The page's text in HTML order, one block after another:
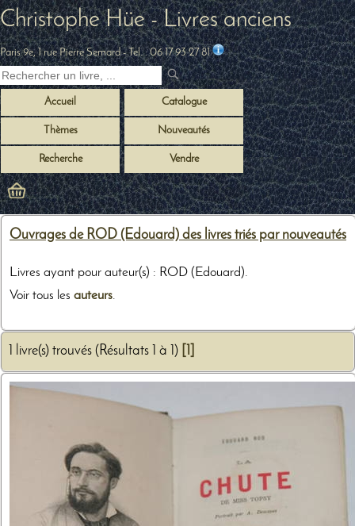
Christophe Hüe - Livres anciens
Paris 9e, 1 rue Pierre Semard- Tel. :06 17 93 27 81
Accueil Catalogue
Thèmes Nouveautés
Recherche Vendre
Ouvrages de ROD (Edouard) des livres triés par nouveautés
Livres ayant pour auteur(s) : ROD (Edouard).
Voir tous les auteurs.
1 livre(s) trouvés (Résultats 1 à 1)